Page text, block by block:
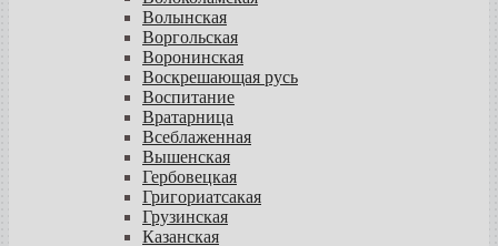
Волынская
Воргольская
Воронинская
Воскрешающая русь
Воспитание
Вратарница
Всеблаженная
Вышенская
Гербовецкая
Григориатсакая
Грузинская
Казанская